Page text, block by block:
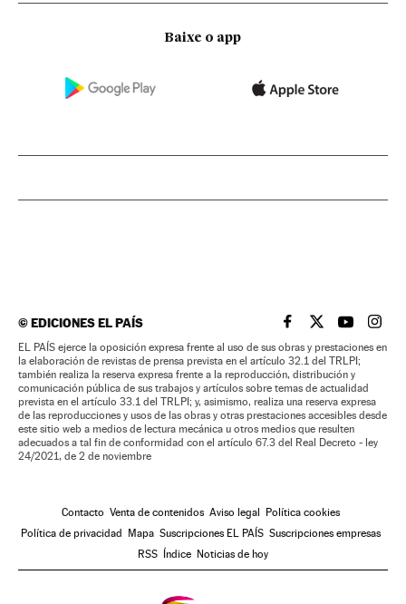
Baixe o app
©EDICIONES EL PAÍS EL PAÍS BRASIL EN
EL PAÍSEL PAÍS
EL
EL PAÍS ejerce la oposición expresa frente al uso de sus obras y prestaciones en
la elaboración de revistas de prensa prevista en el artículo 32.1 del TRLPI;
también realiza la reserva expresa frente a la reproducción, distribución y
comunicación pública de sus trabajos y artículos sobre temas de actualidad
prevista en el artículo 33.1 del TRLPI; y, asimismo, realiza una reserva expresa
de las reproducciones y usos de las obras y otras prestaciones accesibles desde
este sitio web a medios de lectura mecánica u otros medios que resulten
adecuados a tal fin de conformidad con el artículo 67.3 del Real Decreto - ley
24/2021, de 2 de noviembre
Contacto Venta de contenidos Aviso legal Política cookies
Política de privacidad Mapa Suscripciones EL PAÍS Suscripciones empresas
RSS Índice Noticias de hoy